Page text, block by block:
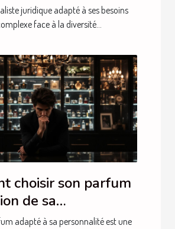
juridique adapté à ses besoins
face à la diversité...
choisir son parfum
de sa
adapté à sa personnalité est une